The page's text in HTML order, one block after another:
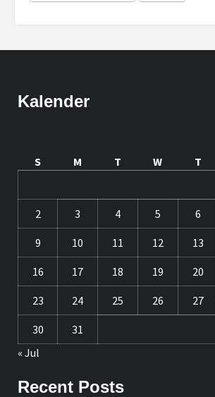
Kalender
S
M T W T
2 3 4 5 6
9 10 11 12 13
16 17 18 19 20
23 24 25 26 27
30
31
« Jul
Recent Posts